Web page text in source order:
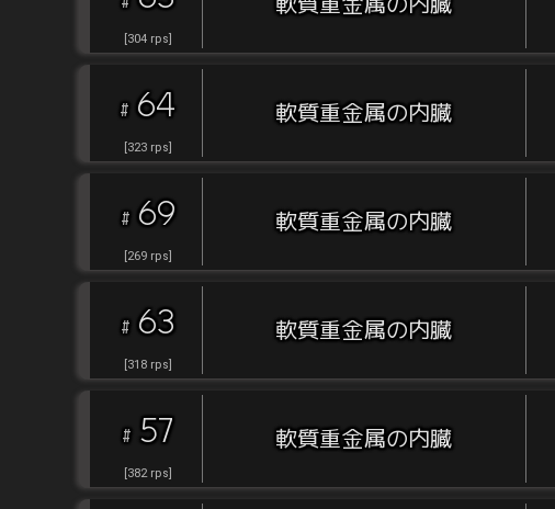
[304 rps]
# 64
[323 rps]
軟質重金属の内臓
# 69
[269 rps]
軟質重金属の内臓
# 63
[318 rps]
軟質重金属の内臓
# 57
[382 rps]
軟質重金属の内臓